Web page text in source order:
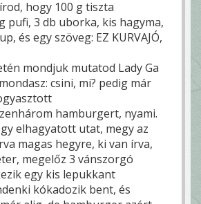
hogy 100 g tiszta
pufi, 3 db uborka, kis hagyma,
és egy szöveg: EZ KURVAJÓ,
mondjuk mutatod Lady Ga
csini, mi? pedig már
hamburgert, nyami.
elhagyatott utat, megy az
magas hegyre, ki van írva,
megelőz 3 vánszorgó
egy kis lepukkant
kókadozik bent, és